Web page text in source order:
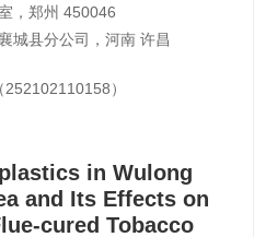
，郑州 450046
城县分公司，河南 许昌
）
in Wulong
and Its Effects on
cured Tobacco